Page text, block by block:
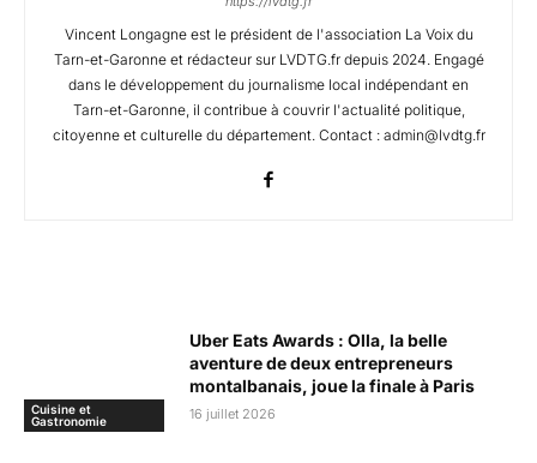
Vincent Longagne est le président de l'association La Voix du
Tarn-et-Garonne et rédacteur sur LVDTG.fr depuis 2024. Engagé
dans le développement du journalisme local indépendant en
Tarn-et-Garonne, il contribue à couvrir l'actualité politique,
citoyenne et culturelle du département. Contact : admin@lvdtg.fr
Cuisine et
Gastronomie
Uber Eats Awards : Olla, la belle
aventure de deux entrepreneurs
montalbanais, joue la finale à Paris
16 juillet 2026